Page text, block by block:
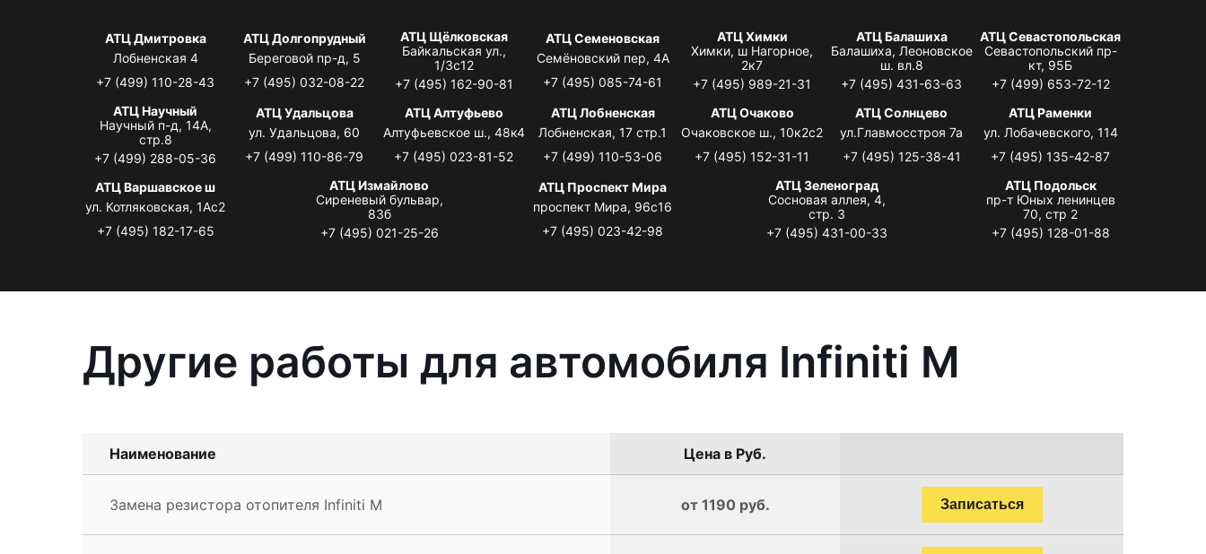
АТЦ Дмитровка
Лобненская 4
+7 (499) 110-28-43
АТЦ Долгопрудный
Береговой пр-д, 5
+7 (495) 032-08-22
АТЦ Щёлковская
Байкальская ул.,
1/3с12
+7 (495) 162-90-81
АТЦ Семеновская
Семёновский пер, 4А
+7 (495) 085-74-61
АТЦ Химки
Химки, ш Нагорное,
2к7
+7 (495) 989-21-31
АТЦ Балашиха
Балашиха, Леоновское
ш. вл.8
+7 (495) 431-63-63
АТЦ Севастопольская
Севастопольский пр-
кт, 95Б
+7 (499) 653-72-12
АТЦ Научный
Научный п-д, 14А,
стр.8
+7 (499) 288-05-36
АТЦ Удальцова
ул. Удальцова, 60
+7 (499) 110-86-79
АТЦ Алтуфьево
Алтуфьевское ш., 48к4
+7 (495) 023-81-52
АТЦ Лобненская
Лобненская, 17 стр.1
+7 (499) 110-53-06
АТЦ Очаково
Очаковское ш., 10к2с2
+7 (495) 152-31-11
АТЦ Солнцево
ул.Главмосстроя 7а
+7 (495) 125-38-41
АТЦ Раменки
ул. Лобачевского, 114
+7 (495) 135-42-87
АТЦ Варшавское ш
ул. Котляковская, 1Ас2
+7 (495) 182-17-65
АТЦ Измайлово
Сиреневый бульвар,
83б
+7 (495) 021-25-26
АТЦ Проспект Мира
проспект Мира, 96с16
+7 (495) 023-42-98
АТЦ Зеленоград
Сосновая аллея, 4,
стр. 3
+7 (495) 431-00-33
АТЦ Подольск
пр-т Юных ленинцев
70, стр 2
+7 (495) 128-01-88
Другие работы для автомобиля Infiniti M
Наименование Цена в Руб.
Замена резистора отопителя Infiniti M от 1190 руб. Записаться